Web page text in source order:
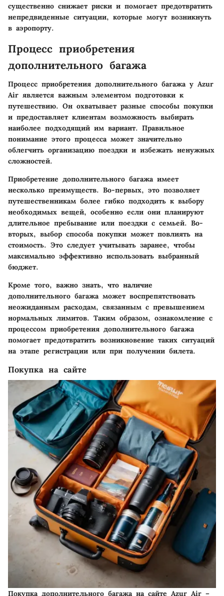
существенно снижает риски и помогает предотвратить
непредвиденные ситуации, которые могут возникнуть
в аэропорту.
Процесс приобретения
дополнительного багажа
Процесс приобретения дополнительного багажа у Azur
Air является важным элементом подготовки к
путешествию. Он охватывает разные способы покупки
и предоставляет клиентам возможность выбирать
наиболее подходящий им вариант. Правильное
понимание этого процесса может значительно
облегчить организацию поездки и избежать ненужных
сложностей.
Приобретение дополнительного багажа имеет
несколько преимуществ. Во-первых, это позволяет
путешественникам более гибко подходить к выбору
необходимых вещей, особенно если они планируют
длительное пребывание или поездки с семьей. Во-
вторых, выбор способа покупки может повлиять на
стоимость. Это следует учитывать заранее, чтобы
максимально эффективно использовать выбранный
бюджет.
Кроме того, важно знать, что наличие
дополнительного багажа может воспрепятствовать
неожиданным расходам, связанным с превышением
нормальных лимитов. Таким образом, ознакомление с
процессом приобретения дополнительного багажа
помогает предотвратить возникновение таких ситуаций
на этапе регистрации или при получении билета.
Покупка на сайте
Покупка дополнительного багажа на сайте Azur Air –